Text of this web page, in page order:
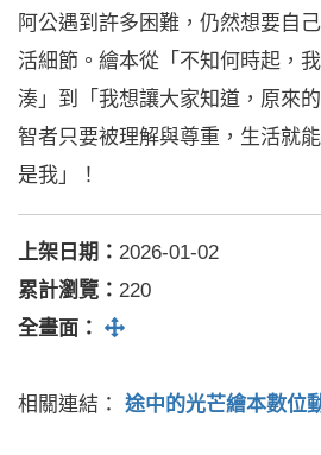
阿公遇到許多困難，仍然想要自
活細節。繪本從「不知何時起，
湊」到「我想讓大家知道，原來
智者只要被理解與尊重，生活就
是我」！
上架日期： 2026-01-02
累計瀏覽： 220
全畫面： 全螢幕
相關連結： 途中的光芒繪本數位